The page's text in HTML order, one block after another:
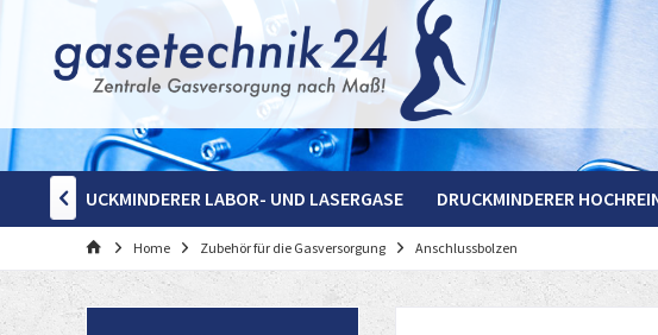
DRUCKMINDERER LABOR- UND LASERGASE DRUCKMINDERER

Home Zubehör für die Gasversorgung Anschlussbolzen